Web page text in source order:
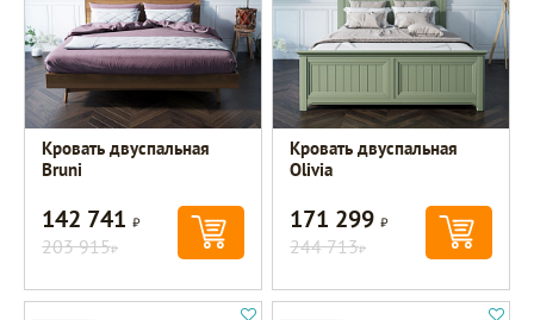
Кровать двуспальная
Bruni
142 741Р
203 915Р
Кровать двуспальная
Olivia
171 299Р
244 713Р